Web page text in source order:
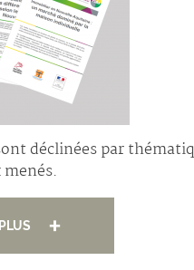
déclinées par